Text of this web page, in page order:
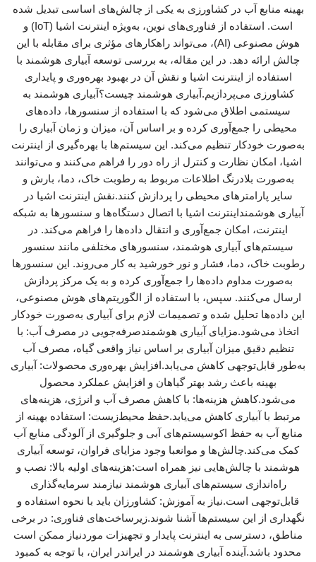
بهینه منابع آب در کشاورزی به یکی از چالش‌های اساسی تبدیل شده
است. استفاده از فناوری‌های نوین، به‌ویژه اینترنت اشیا (IoT) و
هوش مصنوعی (AI)، می‌تواند راهکارهای مؤثری برای مقابله با این
چالش ارائه دهد. در این مقاله، به بررسی توسعه آبیاری هوشمند با
استفاده از اینترنت اشیا و نقش آن در بهبود بهره‌وری و پایداری
کشاورزی می‌پردازیم.آبیاری هوشمند چیست؟آبیاری هوشمند به
سیستمی اطلاق می‌شود که با استفاده از سنسورها، داده‌های
محیطی را جمع‌آوری کرده و بر اساس آن، میزان و زمان آبیاری را
به‌صورت خودکار تنظیم می‌کند. این سیستم‌ها با بهره‌گیری از اینترنت
اشیا، امکان نظارت و کنترل از راه دور را فراهم می‌کنند و می‌توانند
به‌صورت بلادرنگ اطلاعات مربوط به رطوبت خاک، دما، بارش و
سایر پارامترهای محیطی را پردازش کنند.نقش اینترنت اشیا در
آبیاری هوشمنداینترنت اشیا با اتصال دستگاه‌ها و سنسورها به شبکه
اینترنت، امکان جمع‌آوری و انتقال داده‌ها را فراهم می‌کند. در
سیستم‌های آبیاری هوشمند، سنسورهای مختلفی مانند سنسور
رطوبت خاک، دما، فشار و نور خورشید به کار می‌روند. این سنسورها
به‌صورت مداوم داده‌ها را جمع‌آوری کرده و به یک مرکز پردازش
ارسال می‌کنند. سپس، با استفاده از الگوریتم‌های هوش مصنوعی،
این داده‌ها تحلیل شده و تصمیمات لازم برای آبیاری به‌صورت خودکار
اتخاذ می‌شود.مزایای آبیاری هوشمندصرفه‌جویی در مصرف آب: با
تنظیم دقیق میزان آبیاری بر اساس نیاز واقعی گیاه، مصرف آب
به‌طور قابل‌توجهی کاهش می‌یابد.افزایش بهره‌وری محصولات: آبیاری
بهینه باعث رشد بهتر گیاهان و افزایش عملکرد محصول
می‌شود.کاهش هزینه‌ها: با کاهش مصرف آب و انرژی، هزینه‌های
مرتبط با آبیاری کاهش می‌یابد.حفظ محیط‌زیست: استفاده بهینه از
منابع آب به حفظ اکوسیستم‌های آبی و جلوگیری از آلودگی منابع آب
کمک می‌کند.چالش‌ها و موانعبا وجود مزایای فراوان، توسعه آبیاری
هوشمند با چالش‌هایی نیز همراه است:هزینه‌های اولیه بالا: نصب و
راه‌اندازی سیستم‌های آبیاری هوشمند نیازمند سرمایه‌گذاری
قابل‌توجهی است.نیاز به آموزش: کشاورزان باید با نحوه استفاده و
نگهداری از این سیستم‌ها آشنا شوند.زیرساخت‌های فناوری: در برخی
مناطق، دسترسی به اینترنت پایدار و تجهیزات موردنیاز ممکن است
محدود باشد.آینده آبیاری هوشمند در ایراندر ایران، با توجه به کمبود